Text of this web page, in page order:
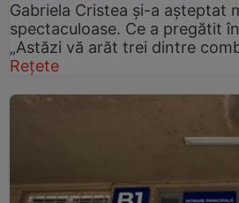
Gabriela Cristea și-a așteptat
spectaculoase. Ce a pregătit
„Astăzi vă arăt trei dintre
Rețete